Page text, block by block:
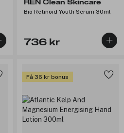
REN Clean Skincare
Bio Retinoid Youth Serum 30ml
736 kr
Få 36 kr bonus